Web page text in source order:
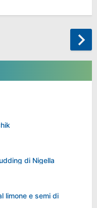
di Nigella
limone e semi di